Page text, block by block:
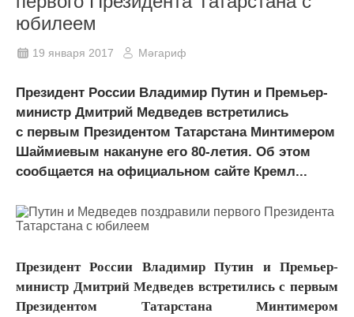
юбилеем
19 января 2017 Мәгариф
Президент России Владимир Путин и Премьер-
министр Дмитрий Медведев встретились
с первым Президентом Татарстана Минтимером
Шаймиевым накануне его 80-летия. Об этом
сообщается на официальном сайте Кремл...
Президент России Владимир Путин и Премьер-
министр Дмитрий Медведев встретились с первым
Президентом Татарстана Минтимером